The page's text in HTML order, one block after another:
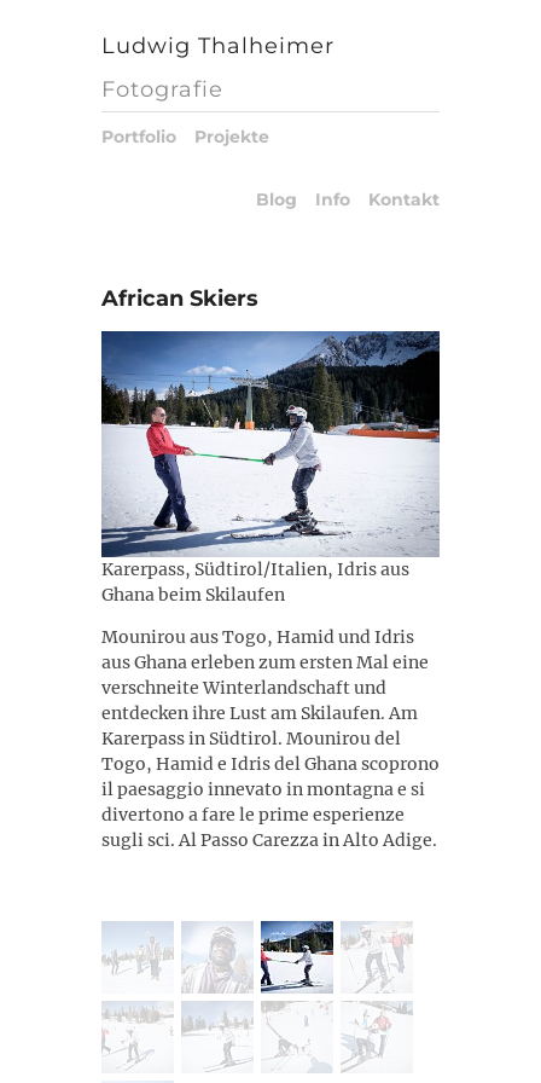
Ludwig Thalheimer
Fotografie
Portfolio Projekte
Blog Info Kontakt
African Skiers
Karerpass, Südtirol/Italien, Idris aus
Ghana beim Skilaufen
Mounirou aus Togo, Hamid und Idris
aus Ghana erleben zum ersten Mal eine
verschneite Winterlandschaft und
entdecken ihre Lust am Skilaufen. Am
Karerpass in Südtirol. Mounirou del
Togo, Hamid e Idris del Ghana scoprono
il paesaggio innevato in montagna e si
divertono a fare le prime esperienze
sugli sci. Al Passo Carezza in Alto Adige.